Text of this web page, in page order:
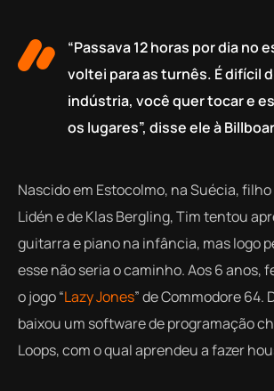
“Passava 12 horas por dia no
voltei para as turnês. É difícil
indústria, você quer tocar e
os lugares”, disse ele à
Nascido em Estocolmo, na Suécia,
Lidén e de Klas Bergling, Tim tentou
guitarra e piano na infância, mas logo
esse não seria o caminho. Aos 6 anos,
o jogo “Lazy Jones” de Commodore 64.
baixou um software de programação
Loops, com o qual aprendeu a fazer